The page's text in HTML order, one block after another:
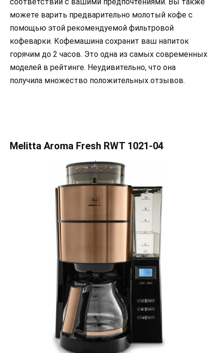
можете варить предварительно молотый кофе с
помощью этой рекомендуемой фильтровой
кофеварки. Кофемашина сохранит ваш напиток
горячим до 2 часов. Это одна из самых современных
моделей в рейтинге. Неудивительно, что она
получила множество положительных отзывов.
Melitta Aroma Fresh RWT 1021-04